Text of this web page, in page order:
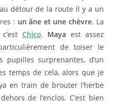
détour de la route il y a un
: un âne et une chèvre. La
Chico. Maya est assez
de toiser le
pupilles surprenantes, d’un
temps de cela, alors que je
en train de brouter l’herbe
de l’enclos. C’est bien